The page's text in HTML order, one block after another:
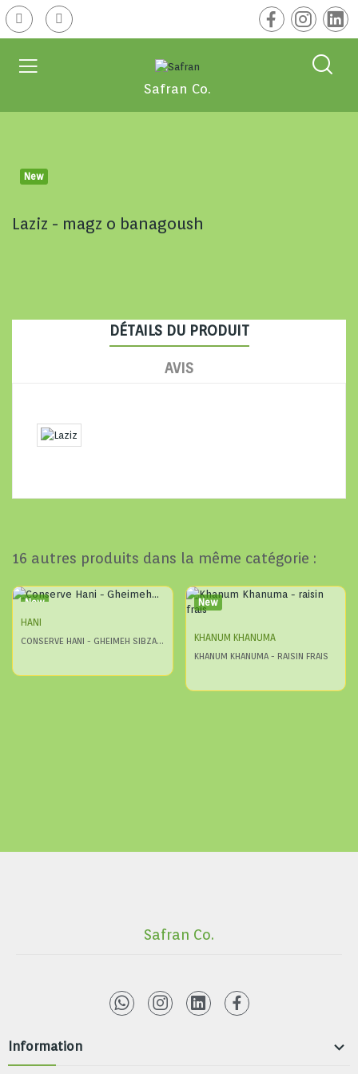
Safran Co.
New
Laziz - magz o banagoush
DÉTAILS DU PRODUIT
AVIS
16 autres produits dans la même catégorie :
New
HANI
CONSERVE HANI - GHEIMEH SIBZAMINI
New
KHANUM KHANUMA
KHANUM KHANUMA - RAISIN FRAIS
Safran Co.
Information 